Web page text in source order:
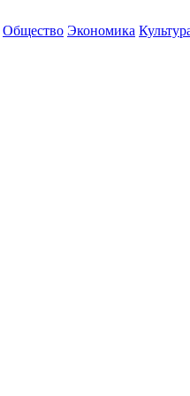
Общество Экономика